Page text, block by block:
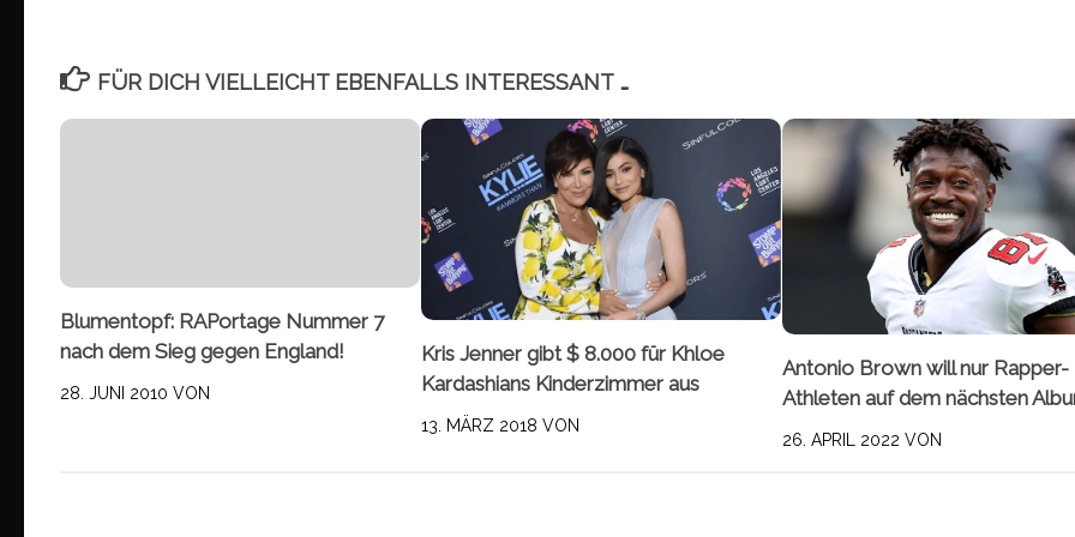
FÜR DICH VIELLEICHT EBENFALLS INTERESSANT …
Blumentopf: RAPortage Nummer 7
nach dem Sieg gegen England!
28. JUNI 2010 VON
Kris Jenner gibt $ 8.000 für Khloe
Kardashians Kinderzimmer aus
13. MÄRZ 2018 VON
Antonio Brown will nur Rapper-
Athleten auf dem nächsten
26. APRIL 2022 VON